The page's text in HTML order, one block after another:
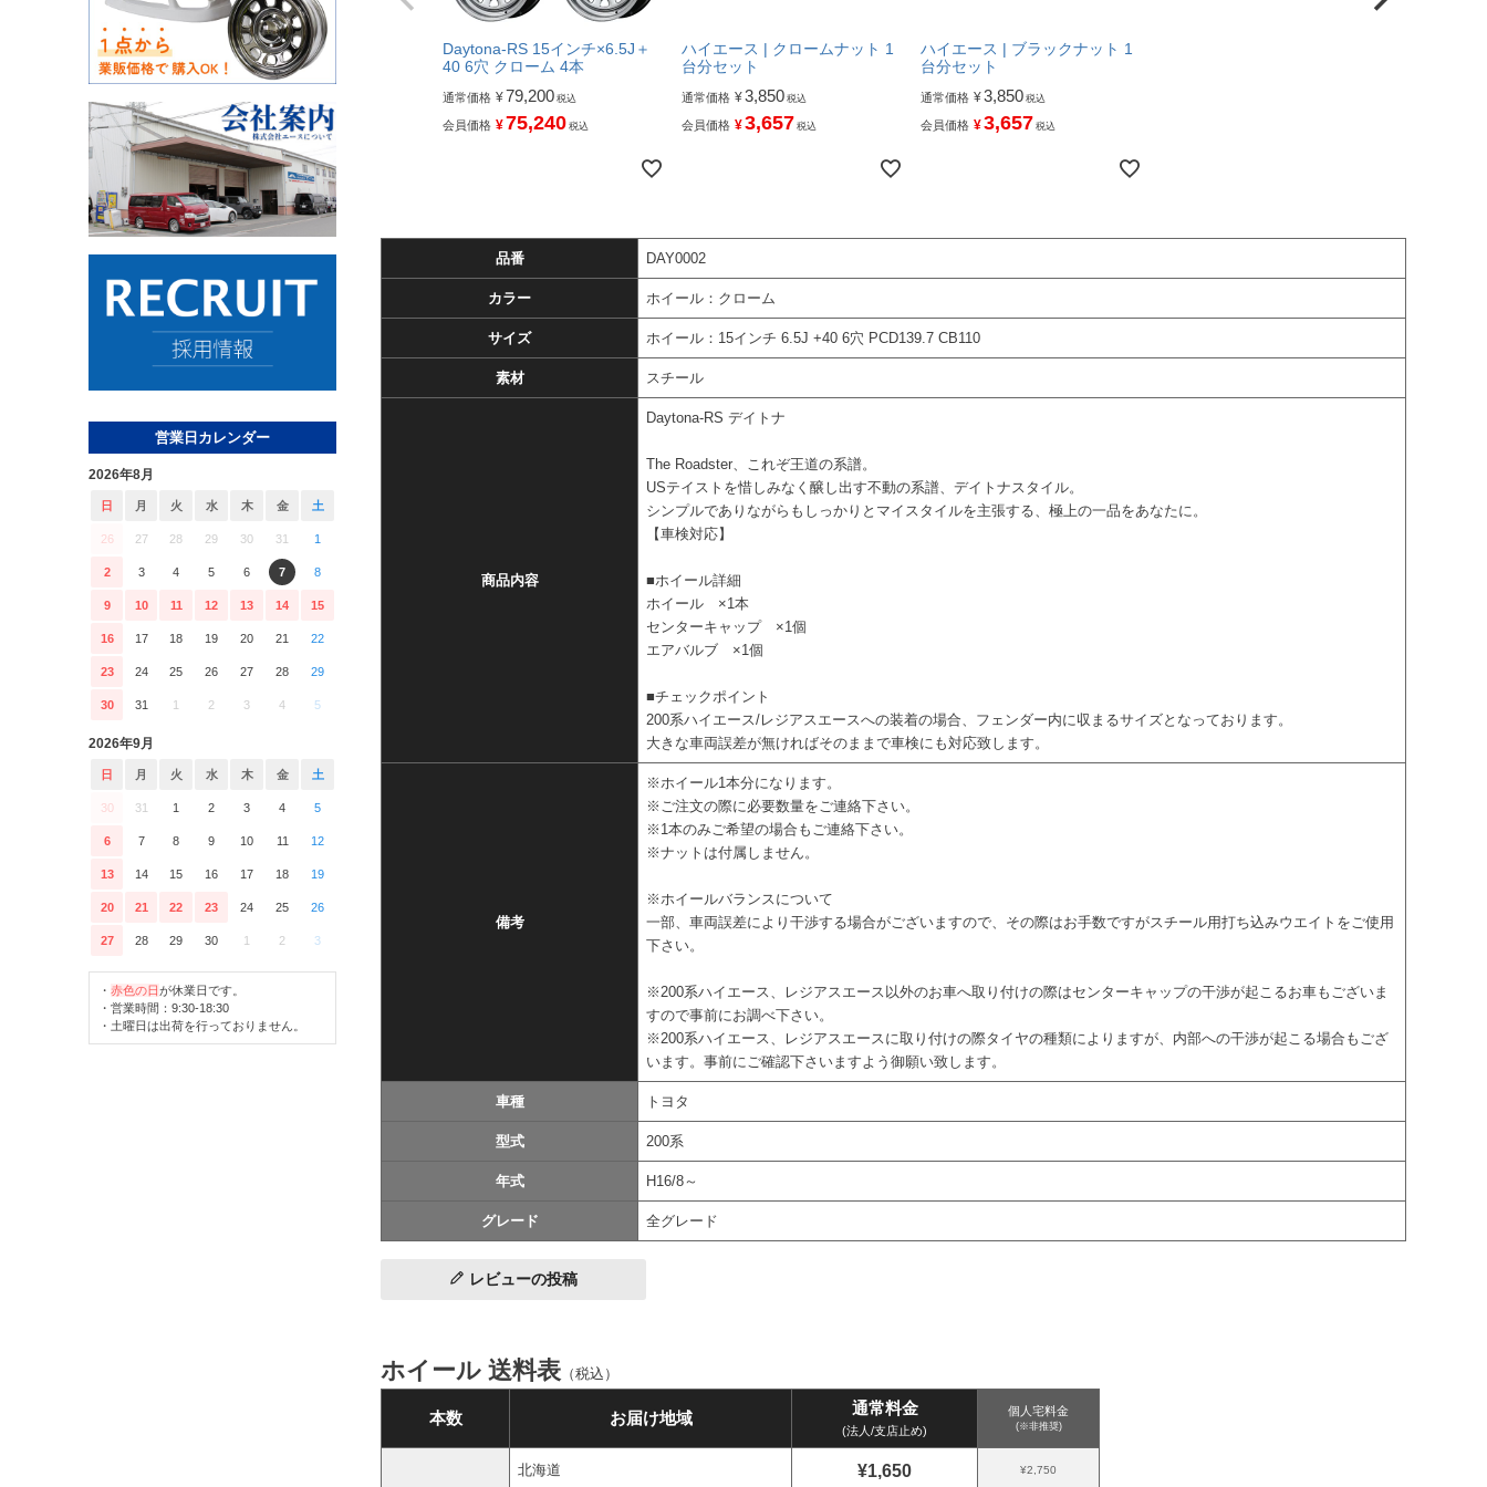
営業日カレンダー
2026年8月
日 月 火 水 木 金 土
26 27 28 29 30 31 1
2 3 4 5 6 7 8
9 10 11 12 13 14 15
16 17 18 19 20 21 22
23 24 25 26 27 28 29
30 31 1 2 3 4 5
2026年9月
日 月 火 水 木 金 土
30 31 1 2 3 4 5
6 7 8 9 10 11 12
13 14 15 16 17 18 19
20 21 22 23 24 25 26
27 28 29 30 1 2 3
・ 赤色の日が休業日です。
・営業時間：9:30-18:30
・土曜日は出荷を行っておりません。
Daytona-RS 15インチ×6.5J＋
40 6穴 クローム 4本
通常価格 ¥79,200 税込
会員価格 ¥75,240 税込
ハイエース | クロームナット 1
台分セット
通常価格 ¥3,850 税込
会員価格 ¥3,657 税込
ハイエース | ブラックナット 1
台分セット
通常価格 ¥3,850 税込
会員価格 ¥3,657 税込
品番 DAY0002
カラー ホイール：クローム
サイズ ホイール：15インチ 6.5J +40 6穴 PCD139.7 CB110
素材 スチール
商品内容
Daytona-RS デイトナ
The Roadster、これぞ王道の系譜。
USテイストを惜しみなく醸し出す不動の系譜、デイトナスタイル。
シンプルでありながらもしっかりとマイスタイルを主張する、極上の一品をあなたに。
【車検対応】
■ホイール詳細
ホイール ×1本
センターキャップ ×1個
エアバルブ ×1個
■チェックポイント
200系ハイエース/レジアスエースへの装着の場合、フェンダー内に収まるサイズとなっております。
大きな車両誤差が無ければそのままで車検にも対応致します。
備考
※ホイール1本分になります。
※ご注文の際に必要数量をご連絡下さい。
※1本のみご希望の場合もご連絡下さい。
※ナットは付属しません。
※ホイールバランスについて
一部、車両誤差により干渉する場合がございますので、その際はお手数ですがスチール用打ち込みウエイトをご使用
下さい。
※200系ハイエース、レジアスエース以外のお車へ取り付けの際はセンターキャップの干渉が起こるお車もございま
すので事前にお調べ下さい。
※200系ハイエース、レジアスエースに取り付けの際タイヤの種類によりますが、内部への干渉が起こる場合もござ
います。事前にご確認下さいますよう御願い致します。
車種 トヨタ
型式 200系
年式 H16/8～
グレード 全グレード
レビューの投稿
ホイール 送料表 （税込）
本数 お届け地域
通常料金
(法人/支店止め)
個人宅料金
(※非推奨)
北海道 ¥1,650 ¥2,750